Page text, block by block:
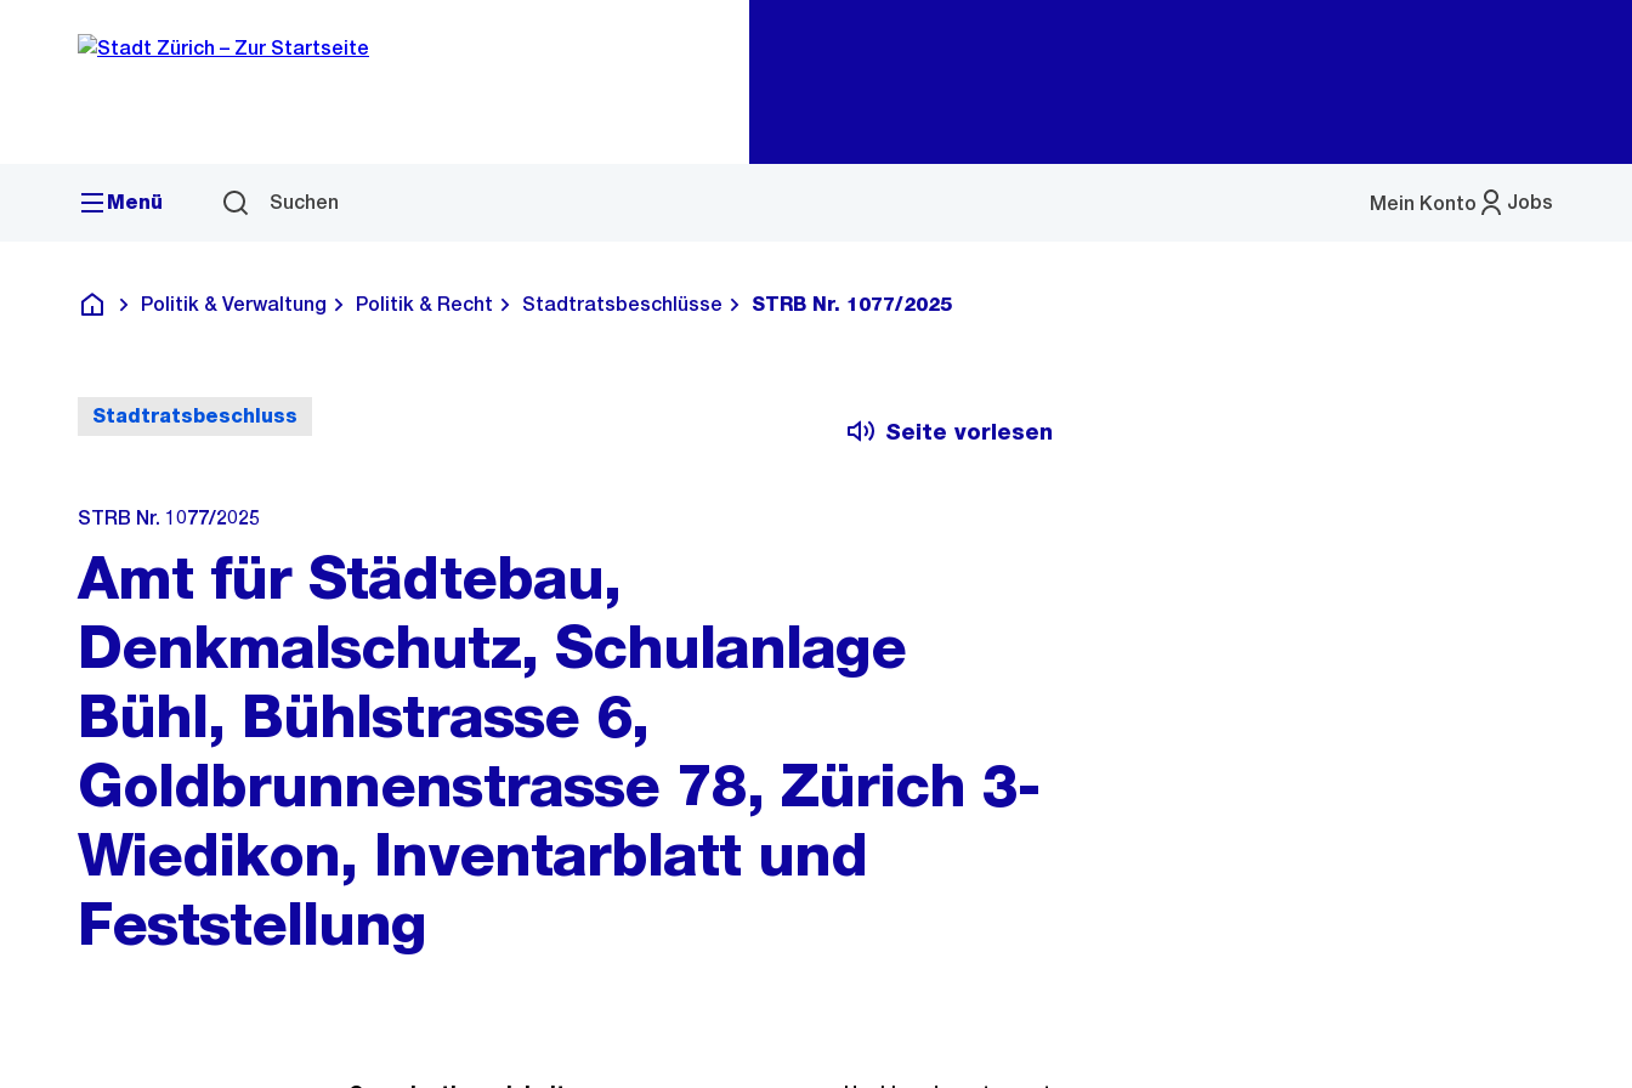
Navigation
Sprunglink
Menü Suchen Jobs
Mein Konto
Menü
Deutsch
Politik & Verwaltung Politik & Recht Stadtratsbeschlüsse STRB Nr. 1077/2025
Stadtratsbeschluss
Seite vorlesen
STRB Nr. 1077/2025
Amt für Städtebau,
Denkmalschutz, Schulanlage
Bühl, Bühlstrasse 6,
Goldbrunnenstrasse 78, Zürich 3-
Wiedikon, Inventarblatt und
Feststellung